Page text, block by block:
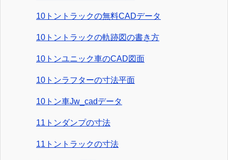
10トントラックの無料CADデータ
10トントラックの軌跡図の書き方
10トンユニック車のCAD図面
10トンラフターの寸法平面
10トン車Jw_cadデータ
11トンダンプの寸法
11トントラックの寸法